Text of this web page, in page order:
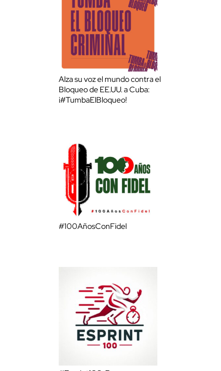
Alza su voz el mundo contra el
Bloqueo de EE.UU. a Cuba:
¡#TumbaElBloqueo!
#100AñosConFidel